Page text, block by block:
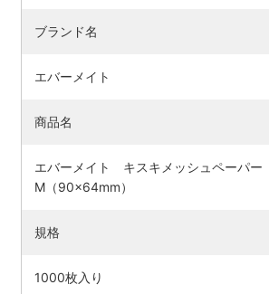
ブランド名
エバーメイト
商品名
エバーメイト キスキメッシュペーパー
M（90×64mm）
規格
1000枚入り